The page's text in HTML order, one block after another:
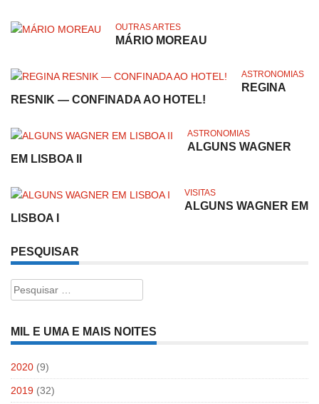
OUTRAS ARTES
MÁRIO MOREAU
ASTRONOMIAS
REGINA
RESNIK — CONFINADA AO HOTEL!
ASTRONOMIAS
ALGUNS WAGNER
EM LISBOA II
VISITAS
ALGUNS WAGNER EM
LISBOA I
PESQUISAR
Pesquisar
por:
MIL E UMA E MAIS NOITES
2020 (9)
2019 (32)